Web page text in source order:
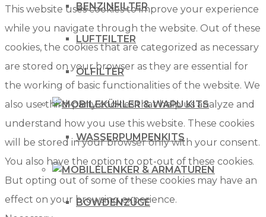
BENZINFILTER
LUFTFILTER
ÖLFILTER
KÜHLER & WAPU KITS
WASSERPUMPENKITS
LENKER & ARMATUREN
BOWDENZÜGE
This website uses cookies to improve your experience
while you navigate through the website. Out of these
cookies, the cookies that are categorized as necessary
are stored on your browser as they are essential for
the working of basic functionalities of the website. We
also use third-party cookies that help us analyze and
understand how you use this website. These cookies
will be stored in your browser only with your consent.
You also have the option to opt-out of these cookies.
But opting out of some of these cookies may have an
effect on your browsing experience.